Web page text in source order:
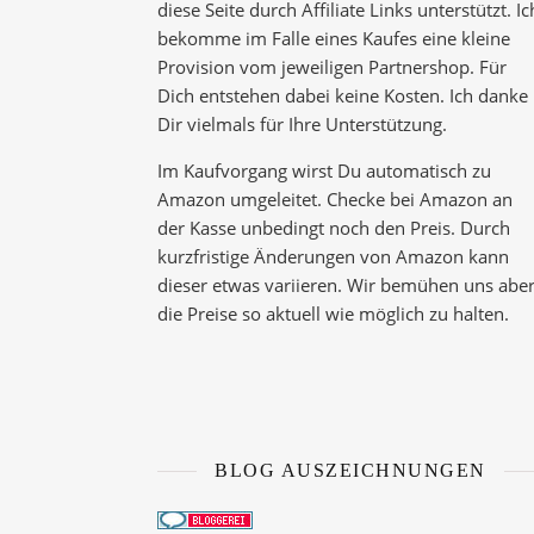
diese Seite durch Affiliate Links unterstützt.
bekomme im Falle eines Kaufes eine kleine
Provision vom jeweiligen Partnershop. Für
Dich entstehen dabei keine Kosten. Ich danke
Dir vielmals für Ihre Unterstützung.
Im Kaufvorgang wirst Du automatisch zu
Amazon umgeleitet. Checke bei Amazon an
der Kasse unbedingt noch den Preis. Durch
kurzfristige Änderungen von Amazon kann
dieser etwas variieren. Wir bemühen uns
die Preise so aktuell wie möglich zu halten.
BLOG AUSZEICHNUNGEN